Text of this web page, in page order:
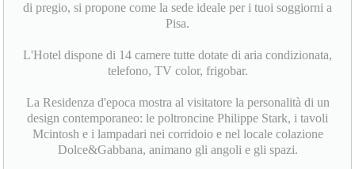
di pregio, si propone come la sede ideale per i tuoi soggiorni a
Pisa.
L'Hotel dispone di 14 camere tutte dotate di aria condizionata,
telefono, TV color, frigobar.
La Residenza d'epoca mostra al visitatore la personalità di un
design contemporaneo: le poltroncine Philippe Stark, i tavoli
Mcintosh e i lampadari nei corridoio e nel locale colazione
Dolce&Gabbana, animano gli angoli e gli spazi.